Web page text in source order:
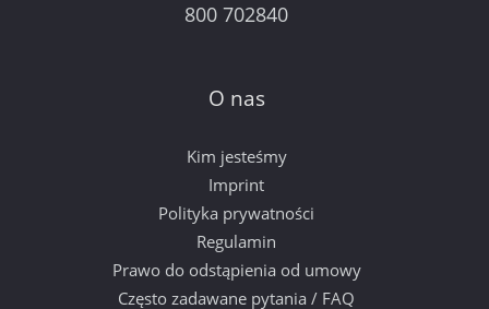
800 702840
O nas
Kim jesteśmy
Imprint
Polityka prywatności
Regulamin
Prawo do odstąpienia od umowy
Często zadawane pytania / FAQ